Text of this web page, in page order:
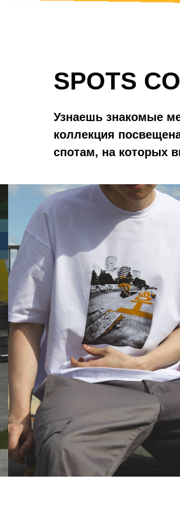
SPOTS
Узнаешь знакомые
коллекция
спотам, на которых